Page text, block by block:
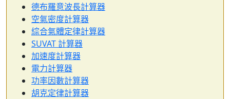
德布羅意波長計算器
空氣密度計算器
綜合氣體定律計算器
SUVAT 計算器
加速度計算器
電力計算器
功率因數計算器
胡克定律計算器